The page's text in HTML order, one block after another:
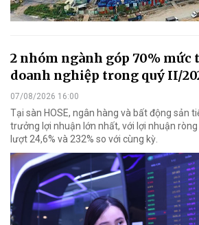
2 nhóm ngành góp 70% mức
doanh nghiệp trong quý II/
07/08/2026 16:00
Tại sàn HOSE, ngân hàng và bất động sản
trưởng lợi nhuận lớn nhất, với lợi nhuận
lượt 24,6% và 232% so với cùng kỳ.